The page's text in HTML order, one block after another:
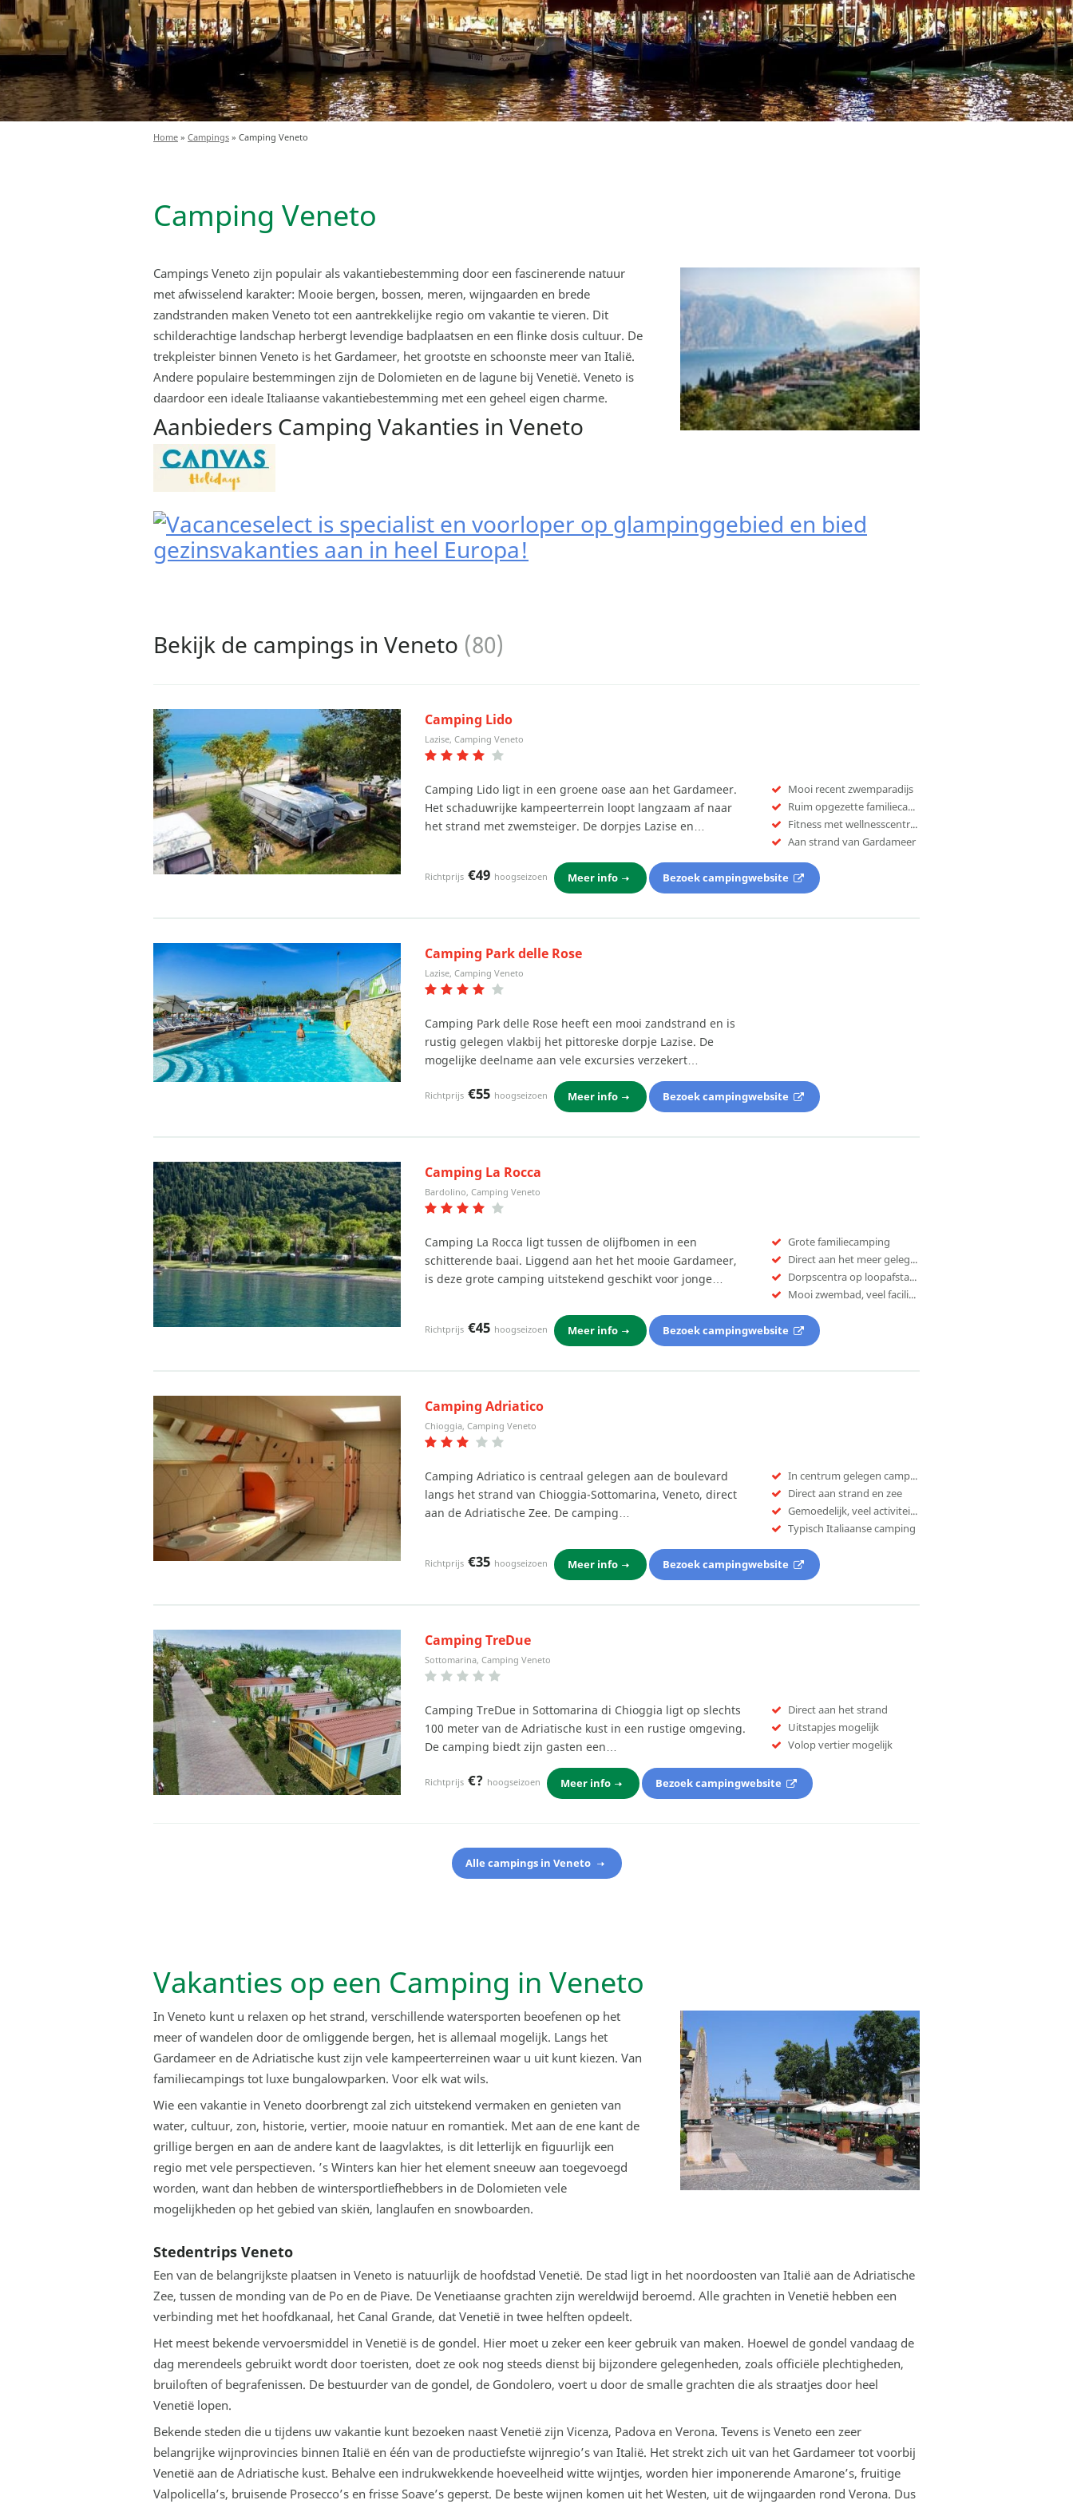
Home » Campings » Camping Veneto
Camping Veneto
Campings Veneto zijn populair als vakantiebestemming door een fascinerende natuur
met afwisselend karakter: Mooie bergen, bossen, meren, wijngaarden en brede
zandstranden maken Veneto tot een aantrekkelijke regio om vakantie te vieren. Dit
schilderachtige landschap herbergt levendige badplaatsen en een flinke dosis cultuur. De
trekpleister binnen Veneto is het Gardameer, het grootste en schoonste meer van Italië.
Andere populaire bestemmingen zijn de Dolomieten en de lagune bij Venetië. Veneto is
daardoor een ideale Italiaanse vakantiebestemming met een geheel eigen charme.
Aanbieders Camping Vakanties in Veneto
Bekijk de campings in Veneto (80)
Camping Lido
Lazise, Camping Veneto
Camping Lido ligt in een groene oase aan het Gardameer.
Het schaduwrijke kampeerterrein loopt langzaam af naar
het strand met zwemsteiger. De dorpjes Lazise en…
Mooi recent zwemparadijs
Ruim opgezette familiecamping
Fitness met wellnesscentrum
Aan strand van Gardameer
Richtprijs €49 hoogseizoen Meer info Bezoek campingwebsite
Camping Park delle Rose
Lazise, Camping Veneto
Camping Park delle Rose heeft een mooi zandstrand en is
rustig gelegen vlakbij het pittoreske dorpje Lazise. De
mogelijke deelname aan vele excursies verzekert…
Richtprijs €55 hoogseizoen Meer info Bezoek campingwebsite
Camping La Rocca
Bardolino, Camping Veneto
Camping La Rocca ligt tussen de olijfbomen in een
schitterende baai. Liggend aan het het mooie Gardameer,
is deze grote camping uitstekend geschikt voor jonge…
Grote familiecamping
Direct aan het meer gelegen
Dorpscentra op loopafstand
Mooi zwembad, veel faciliteiten
Richtprijs €45 hoogseizoen Meer info Bezoek campingwebsite
Camping Adriatico
Chioggia, Camping Veneto
Camping Adriatico is centraal gelegen aan de boulevard
langs het strand van Chioggia-Sottomarina, Veneto, direct
aan de Adriatische Zee. De camping…
In centrum gelegen camping
Direct aan strand en zee
Gemoedelijk, veel activiteiten
Typisch Italiaanse camping
Richtprijs €35 hoogseizoen Meer info Bezoek campingwebsite
Camping TreDue
Sottomarina, Camping Veneto
Camping TreDue in Sottomarina di Chioggia ligt op slechts
100 meter van de Adriatische kust in een rustige omgeving.
De camping biedt zijn gasten een…
Direct aan het strand
Uitstapjes mogelijk
Volop vertier mogelijk
Richtprijs €? hoogseizoen Meer info Bezoek campingwebsite
Alle campings in Veneto
Vakanties op een Camping in Veneto
In Veneto kunt u relaxen op het strand, verschillende watersporten beoefenen op het
meer of wandelen door de omliggende bergen, het is allemaal mogelijk. Langs het
Gardameer en de Adriatische kust zijn vele kampeerterreinen waar u uit kunt kiezen. Van
familiecampings tot luxe bungalowparken. Voor elk wat wils.
Wie een vakantie in Veneto doorbrengt zal zich uitstekend vermaken en genieten van
water, cultuur, zon, historie, vertier, mooie natuur en romantiek. Met aan de ene kant de
grillige bergen en aan de andere kant de laagvlaktes, is dit letterlijk en figuurlijk een
regio met vele perspectieven. ’s Winters kan hier het element sneeuw aan toegevoegd
worden, want dan hebben de wintersportliefhebbers in de Dolomieten vele
mogelijkheden op het gebied van skiën, langlaufen en snowboarden.
Stedentrips Veneto
Een van de belangrijkste plaatsen in Veneto is natuurlijk de hoofdstad Venetië. De stad ligt in het noordoosten van Italië aan de Adriatische
Zee, tussen de monding van de Po en de Piave. De Venetiaanse grachten zijn wereldwijd beroemd. Alle grachten in Venetië hebben een
verbinding met het hoofdkanaal, het Canal Grande, dat Venetië in twee helften opdeelt.
Het meest bekende vervoersmiddel in Venetië is de gondel. Hier moet u zeker een keer gebruik van maken. Hoewel de gondel vandaag de
dag merendeels gebruikt wordt door toeristen, doet ze ook nog steeds dienst bij bijzondere gelegenheden, zoals officiële plechtigheden,
bruiloften of begrafenissen. De bestuurder van de gondel, de Gondolero, voert u door de smalle grachten die als straatjes door heel
Venetië lopen.
Bekende steden die u tijdens uw vakantie kunt bezoeken naast Venetië zijn Vicenza, Padova en Verona. Tevens is Veneto een zeer
belangrijke wijnprovincies binnen Italië en één van de productiefste wijnregio’s van Italië. Het strekt zich uit van het Gardameer tot voorbij
Venetië aan de Adriatische kust. Behalve een indrukwekkende hoeveelheid witte wijntjes, worden hier imponerende Amarone’s, fruitige
Valpolicella’s, bruisende Prosecco’s en frisse Soave’s geperst. De beste wijnen komen uit het Westen, uit de wijngaarden rond Verona. Dus